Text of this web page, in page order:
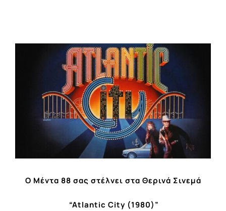
Ο Μέντα 88 σας στέλνει στα Θερινά Σινεμά
“Atlantic City (1980)”